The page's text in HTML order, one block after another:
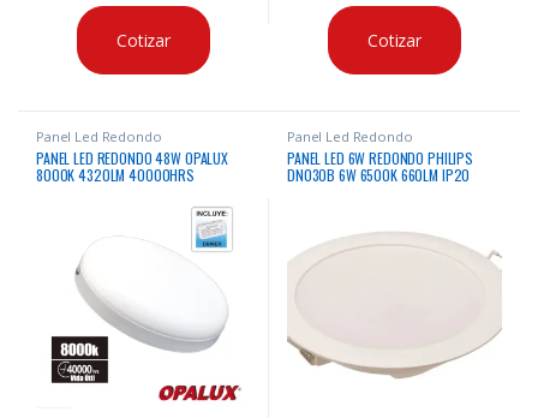
Cotizar Cotizar
Panel Led Redondo
PANEL LED REDONDO 48W OPALUX
8000K 4320LM 40000HRS
Panel Led Redondo
PANEL LED 6W REDONDO PHILIPS
DN030B 6W 6500K 660LM IP20